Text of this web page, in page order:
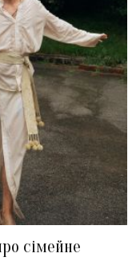
сімейне